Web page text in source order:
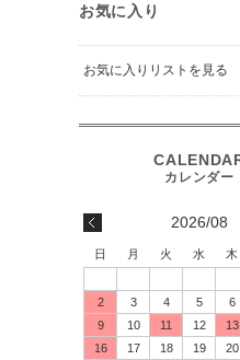
お気に入り
お気に入りリストを見る
2026/08
日 月 火 水 木
2
3 4 5 6
9
10 11 12 13
16
17 18 19 20